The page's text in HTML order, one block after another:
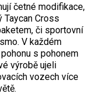
četné modifikace,
Taycan Cross
či spor­tovní
V každém
s pohonem
výrobě ujeli
vozech více